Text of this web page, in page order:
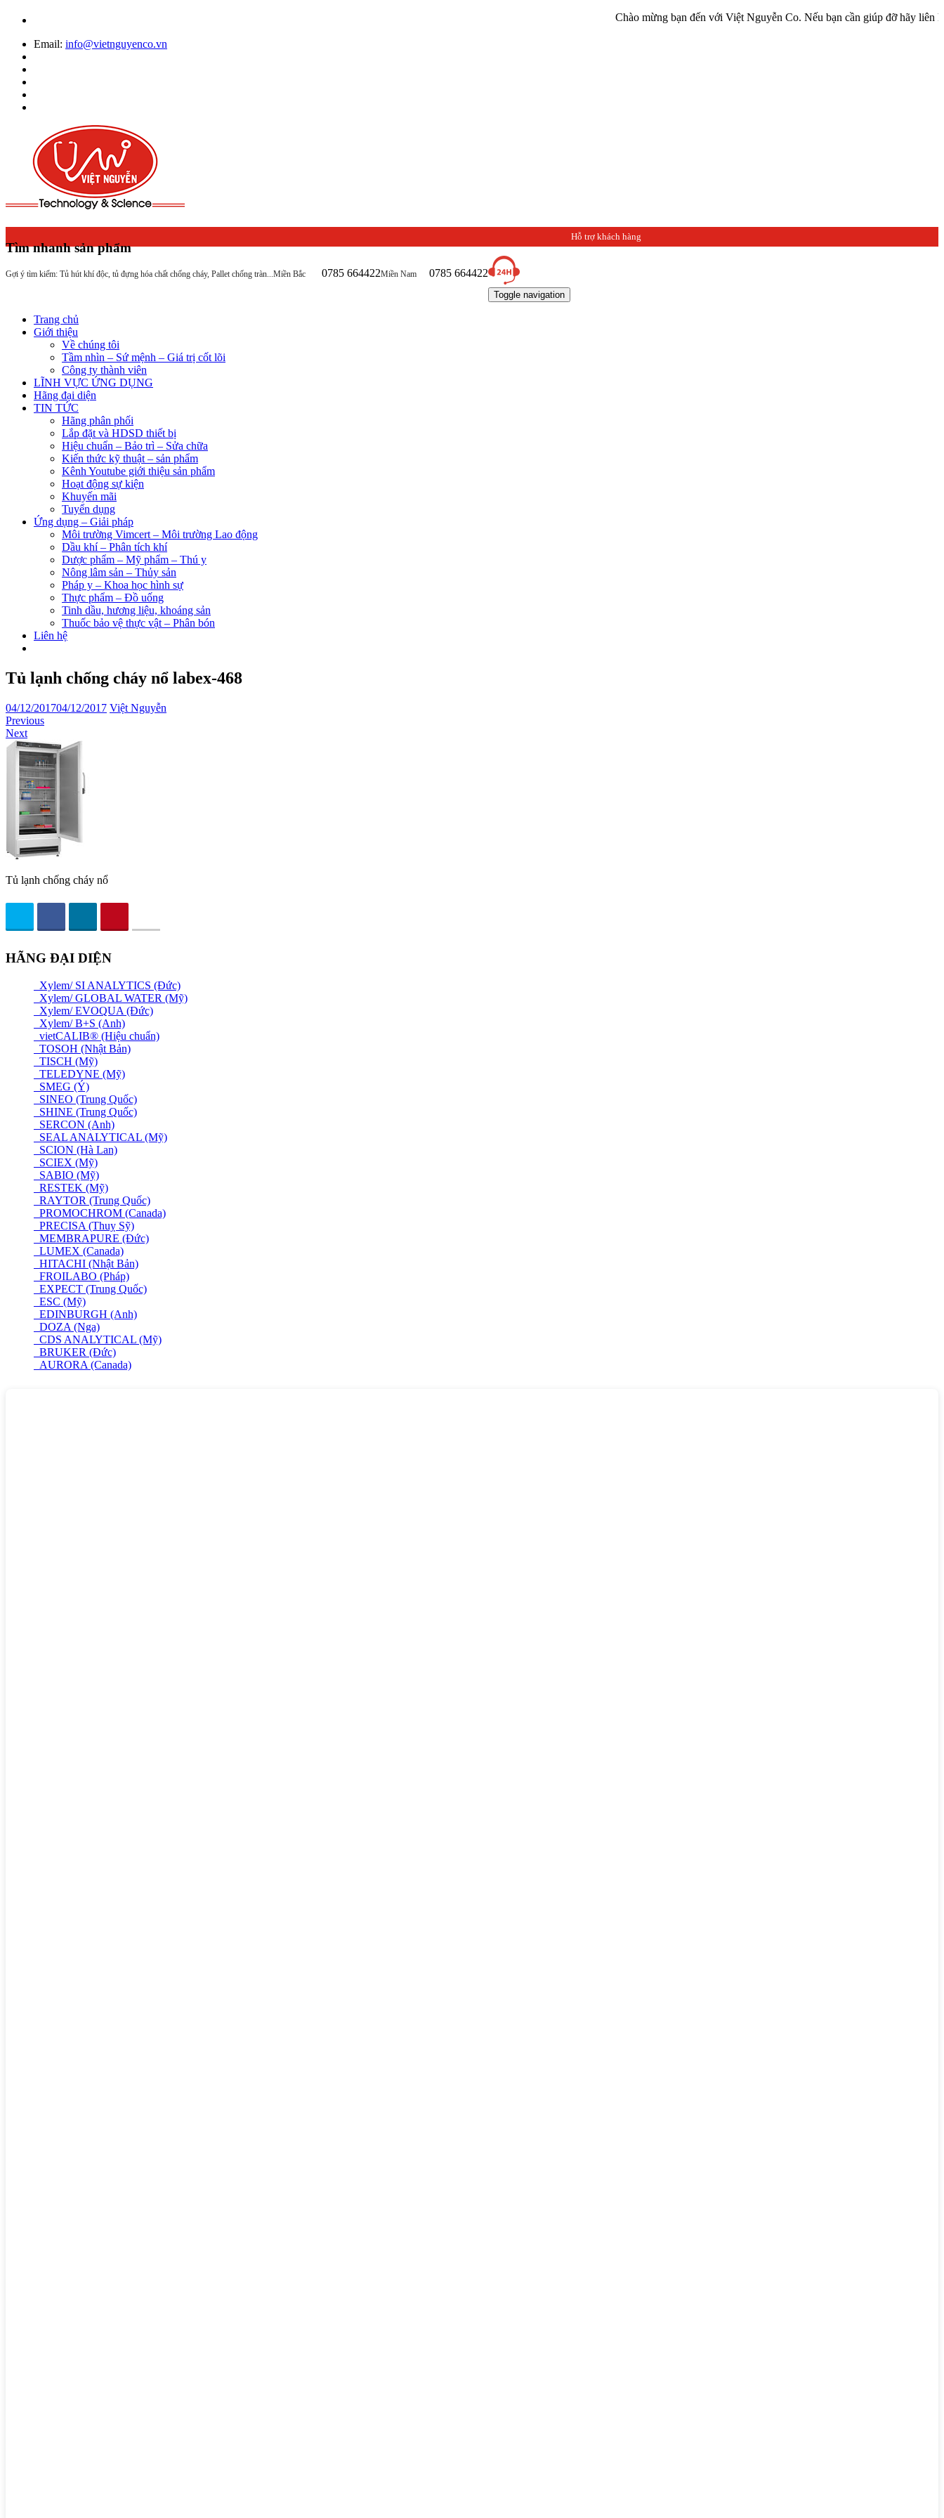
Chào mừng bạn đến với Việt Nguyễn Co. Nếu bạn cần giúp đỡ hãy liên hệ với
Email: info@vietnguyenco.vn
Tìm nhanh sản phẩm
Gợi ý tìm kiếm: Tủ hút khí độc, tủ đựng hóa chất chống cháy, Pallet chống tràn...
Hỗ trợ khách hàng
Miền Bắc 0785 664422Miền Nam 0785 664422
Toggle navigation
Trang chủ
Giới thiệu
Về chúng tôi
Tầm nhìn – Sứ mệnh – Giá trị cốt lõi
Công ty thành viên
LĨNH VỰC ỨNG DỤNG
Hãng đại diện
TIN TỨC
Hãng phân phối
Lắp đặt và HDSD thiết bị
Hiệu chuẩn – Bảo trì – Sửa chữa
Kiến thức kỹ thuật – sản phẩm
Kênh Youtube giới thiệu sản phẩm
Hoạt động sự kiện
Khuyến mãi
Tuyển dụng
Ứng dụng – Giải pháp
Môi trường Vimcert – Môi trường Lao động
Dầu khí – Phân tích khí
Dược phẩm – Mỹ phẩm – Thú y
Nông lâm sản – Thủy sản
Pháp y – Khoa học hình sự
Thực phẩm – Đồ uống
Tinh dầu, hương liệu, khoáng sản
Thuốc bảo vệ thực vật – Phân bón
Liên hệ
Tủ lạnh chống cháy nổ labex-468
04/12/201704/12/2017 Việt Nguyễn
Previous
Next
Tủ lạnh chống cháy nổ
HÃNG ĐẠI DIỆN
Xylem/ SI ANALYTICS (Đức)
Xylem/ GLOBAL WATER (Mỹ)
Xylem/ EVOQUA (Đức)
Xylem/ B+S (Anh)
vietCALIB® (Hiệu chuẩn)
TOSOH (Nhật Bản)
TISCH (Mỹ)
TELEDYNE (Mỹ)
SMEG (Ý)
SINEO (Trung Quốc)
SHINE (Trung Quốc)
SERCON (Anh)
SEAL ANALYTICAL (Mỹ)
SCION (Hà Lan)
SCIEX (Mỹ)
SABIO (Mỹ)
RESTEK (Mỹ)
RAYTOR (Trung Quốc)
PROMOCHROM (Canada)
PRECISA (Thuỵ Sỹ)
MEMBRAPURE (Đức)
LUMEX (Canada)
HITACHI (Nhật Bản)
FROILABO (Pháp)
EXPECT (Trung Quốc)
ESC (Mỹ)
EDINBURGH (Anh)
DOZA (Nga)
CDS ANALYTICAL (Mỹ)
BRUKER (Đức)
AURORA (Canada)